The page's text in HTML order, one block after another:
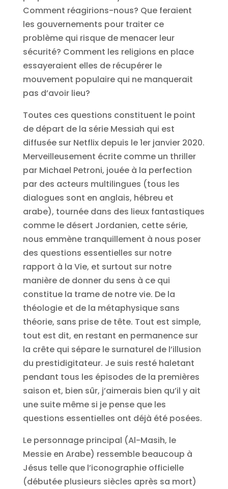
Comment réagirions-nous? Que feraient
les gouvernements pour traiter ce
problème qui risque de menacer leur
sécurité? Comment les religions en place
essayeraient elles de récupérer le
mouvement populaire qui ne manquerait
pas d’avoir lieu?
Toutes ces questions constituent le point
de départ de la série Messiah qui est
diffusée sur Netflix depuis le 1er janvier 2020.
Merveilleusement écrite comme un thriller
par Michael Petroni, jouée à la perfection
par des acteurs multilingues (tous les
dialogues sont en anglais, hébreu et
arabe), tournée dans des lieux fantastiques
comme le désert Jordanien, cette série,
nous emmène tranquillement à nous poser
des questions essentielles sur notre
rapport à la Vie, et surtout sur notre
manière de donner du sens à ce qui
constitue la trame de notre vie. De la
théologie et de la métaphysique sans
théorie, sans prise de tête. Tout est simple,
tout est dit, en restant en permanence sur
la crête qui sépare le surnaturel de l’illusion
du prestidigitateur. Je suis resté haletant
pendant tous les épisodes de la premières
saison et, bien sûr, j’aimerais bien qu’il y ait
une suite même si je pense que les
questions essentielles ont déjà été posées.
Le personnage principal (Al-Masih, le
Messie en Arabe) ressemble beaucoup à
Jésus telle que l’iconographie officielle
(débutée plusieurs siècles après sa mort)